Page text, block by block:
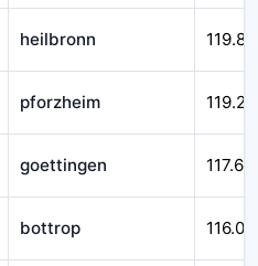
heilbronn
pforzheim
goettingen
bottrop